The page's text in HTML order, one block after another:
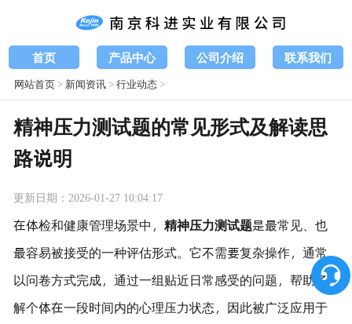
首页 产品中心 公司介绍 联系我们
网站首页> 新闻资讯>行业动态>
精神压力测试题的常见形式及解读思
路说明
更新日期：2026-01-27 10:04:17
在体检和健康管理场景中， 精神压力测试题是最常见、也
最容易被接受的一种评估形式。它不需要复杂操作，通常
以问卷方式完成，通过一组贴近日常感受的问题，帮助了
解个体在一段时间内的心理压力状态，因此被广泛应用于